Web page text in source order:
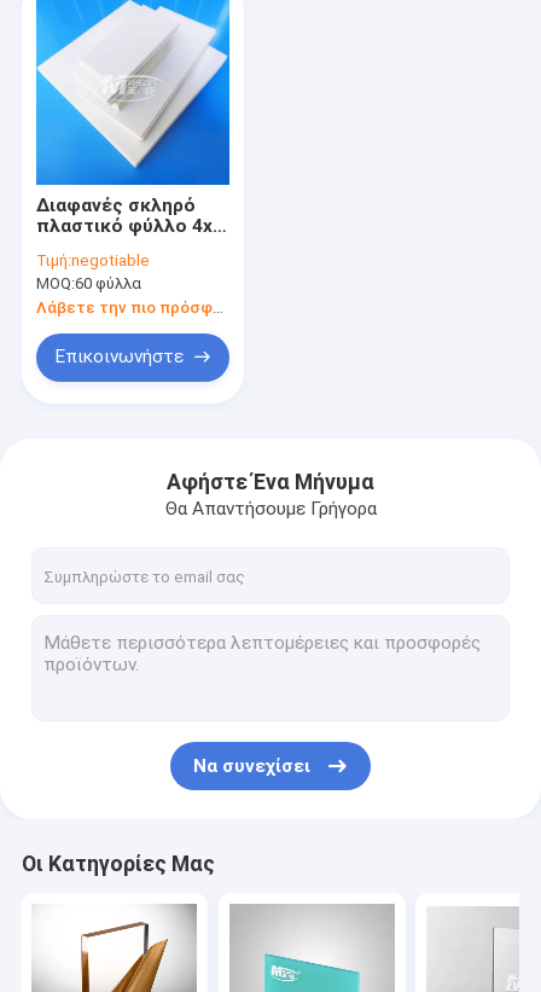
Περίπου εμείς
Διαφανές σκληρό
πλαστικό φύλλο 4x8
4mm ABS
Τιμή:negotiable
MOQ:60 φύλλα
Λάβετε την πιο πρόσφατη τιμή
Επικοινωνήστε
Αφήστε Ένα Μήνυμα
Θα Απαντήσουμε Γρήγορα
Να συνεχίσει
Οι Κατηγορίες Μας